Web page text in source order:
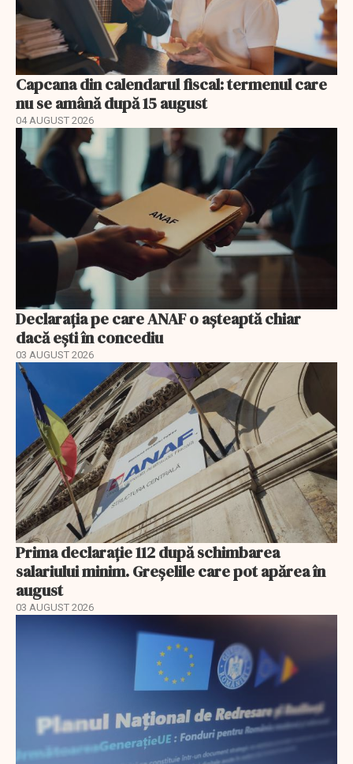
Capcana din calendarul fiscal: termenul care
nu se amână după 15 august
04 AUGUST 2026
Declarația pe care ANAF o așteaptă chiar
dacă ești în concediu
03 AUGUST 2026
Prima declarație 112 după schimbarea
salariului minim. Greșelile care pot apărea în
august
03 AUGUST 2026